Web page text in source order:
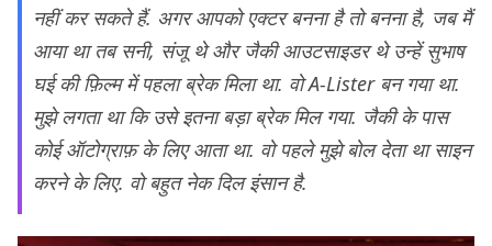
नहीं कर सकते हैं. अगर आपको एक्टर बनना है तो बनना है, जब मैं
आया था तब सनी, संजू थे और जैकी आउटसाइडर थे उन्हें सुभाष
घई की फ़िल्म में पहला ब्रेक मिला था. वो A-Lister बन गया था.
मुझे लगता था कि उसे इतना बड़ा ब्रेक मिल गया. जैकी के पास
कोई ऑटोग्राफ़ के लिए आता था. वो पहले मुझे बोल देता था साइन
करने के लिए. वो बहुत नेक दिल इंसान है.